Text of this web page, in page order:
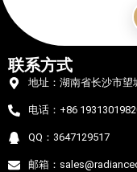
联系方式
地址：湖南省长沙市望
电话：+86
QQ：3647129517
邮箱：